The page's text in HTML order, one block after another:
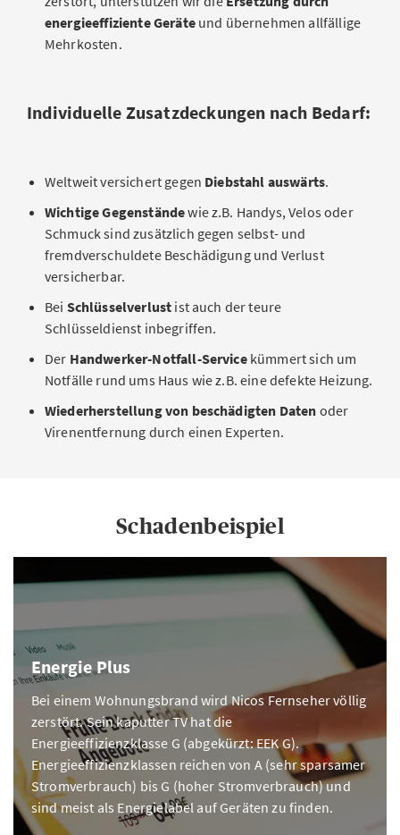
energieeffiziente Geräteund übernehmen allfällige
Mehrkosten.
Individuelle Zusatzdeckungen nach Bedarf:
Weltweit versichert gegen Diebstahl auswärts.
Wichtige Gegenständewie z.B. Handys, Velos oder
Schmuck sind zusätzlich gegen selbst- und
fremdverschuldete Beschädigung und Verlust
versicherbar.
Bei Schlüsselverlust ist auch der teure
Schlüsseldienst inbegriffen.
Der Handwerker-Notfall-Servicekümmert sich um
Notfälle rund ums Haus wie z.B. eine defekte Heizung.
Wiederherstellung von beschädigten Daten oder
Virenentfernung durch einen Experten.
Schadenbeispiel
Energie Plus
Bei einem Wohnungsbrand wird Nicos Fernseher völlig
zerstört. Sein kaputter TV hat die
Energieeffizienzklasse G (abgekürzt: EEK G).
Energieeffizienzklassen reichen von A (sehr sparsamer
Stromverbrauch) bis G (hoher Stromverbrauch) und
sind meist als Energielabel auf Geräten zu finden.